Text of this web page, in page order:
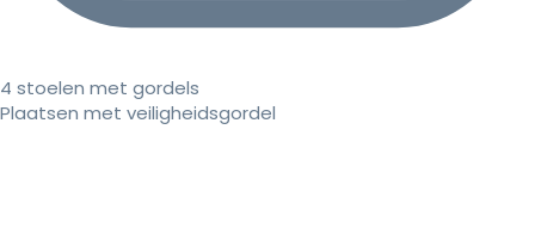
4 stoelen met gordels
Plaatsen met veiligheidsgordel